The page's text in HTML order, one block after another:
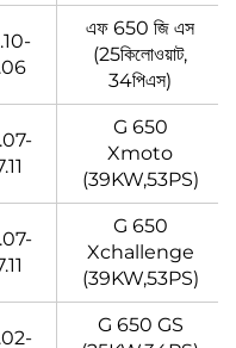
এফ 650 জি এস
(25কিলোওয়াট,
34পিএস)
G 650
Xmoto
(39KW,53PS)
G 650
Xchallenge
(39KW,53PS)
G 650 GS